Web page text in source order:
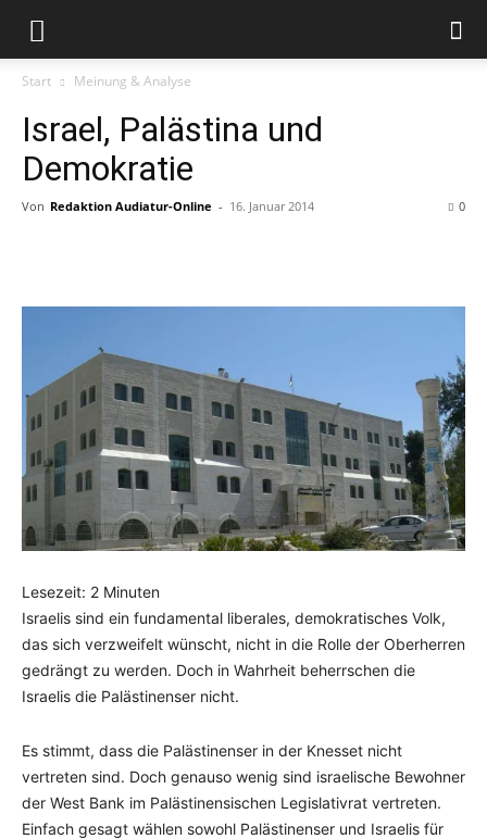
Start Meinung & Analyse
Israel, Palästina und
Demokratie
Von Redaktion Audiatur-Online - 16. Januar 2014 0
Lesezeit: 2 Minuten
Israelis sind ein fundamental liberales, demokratisches Volk,
das sich verzweifelt wünscht, nicht in die Rolle der Oberherren
gedrängt zu werden. Doch in Wahrheit beherrschen die
Israelis die Palästinenser nicht.
Es stimmt, dass die Palästinenser in der Knesset nicht
vertreten sind. Doch genauso wenig sind israelische Bewohner
der West Bank im Palästinensischen Legislativrat vertreten.
Einfach gesagt wählen sowohl Palästinenser und Israelis für